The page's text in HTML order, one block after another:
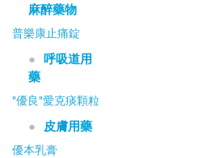
麻醉藥物
普樂康止痛錠
呼吸道用
藥
"優良"愛克痰顆粒
皮膚用藥
優本乳膏